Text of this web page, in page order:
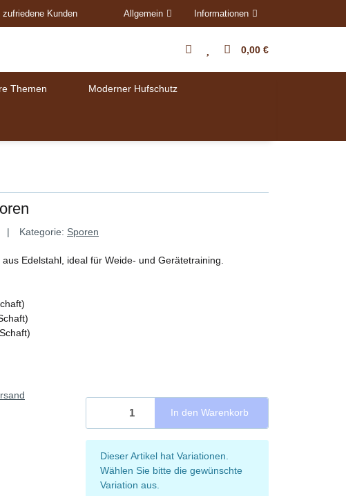
zufriedene Kunden Allgemein Informationen
0,00 €
Themen Moderner Hufschutz
Kategorie: Sporen
Edelstahl, ideal für Weide- und Gerätetraining.
In den Warenkorb
x
Dieser Artikel hat Variationen.
Wählen Sie bitte die gewünschte
Variation aus.